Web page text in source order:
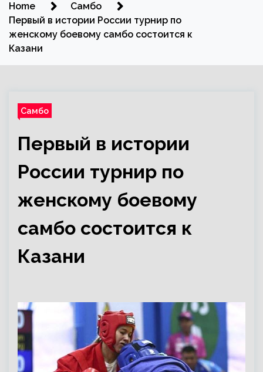
Home
Самбо
Первый в истории России турнир по
женскому боевому самбо состоится к
Казани
Самбо
Первый в истории
России турнир по
женскому боевому
самбо состоится к
Казани